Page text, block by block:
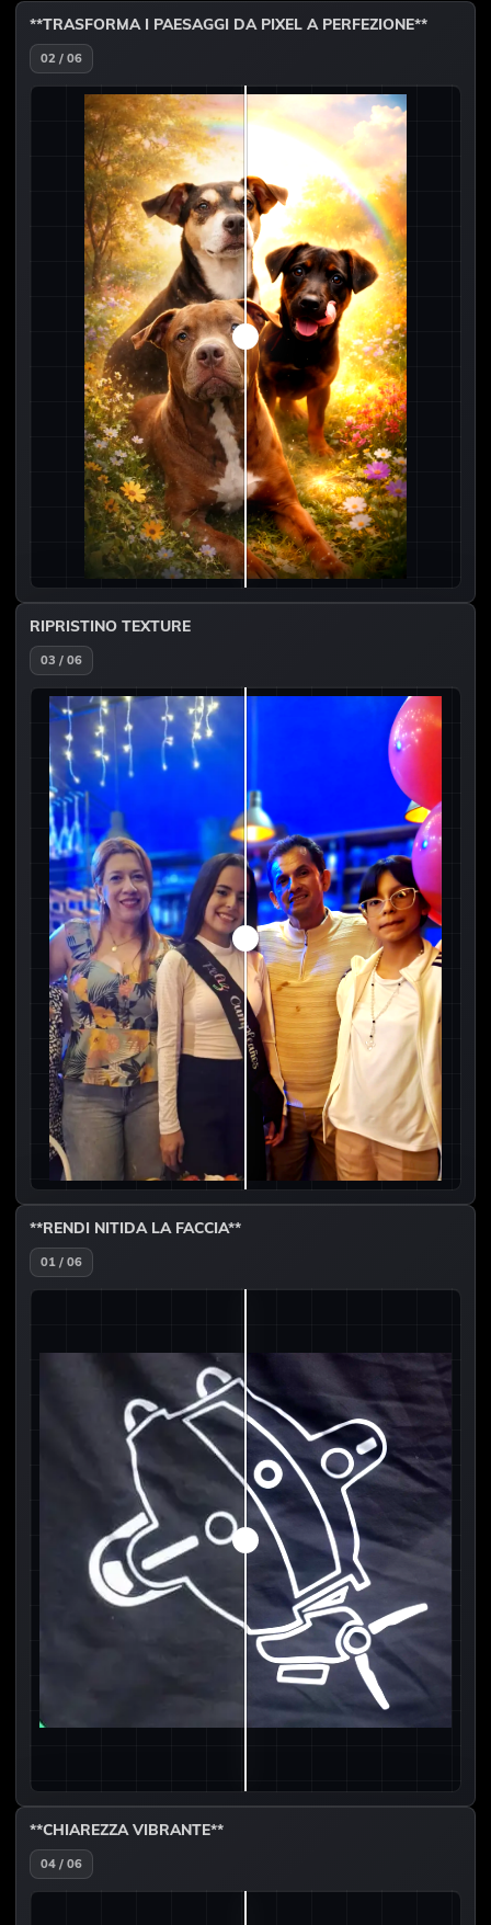
**TRASFORMA I PAESAGGI DA PIXEL A PERFEZIONE**
02 / 06
RIPRISTINO TEXTURE
03 / 06
**RENDI NITIDA LA FACCIA**
01 / 06
**CHIAREZZA VIBRANTE**
04 / 06